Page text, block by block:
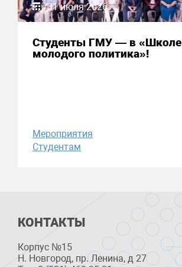
31 июля 2026
Студенты ГМУ — в «Школе
молодого политика»!
Мероприятия
Студентам
КОНТАКТЫ
Корпус №15
Н. Новгород, пр. Ленина, д 27